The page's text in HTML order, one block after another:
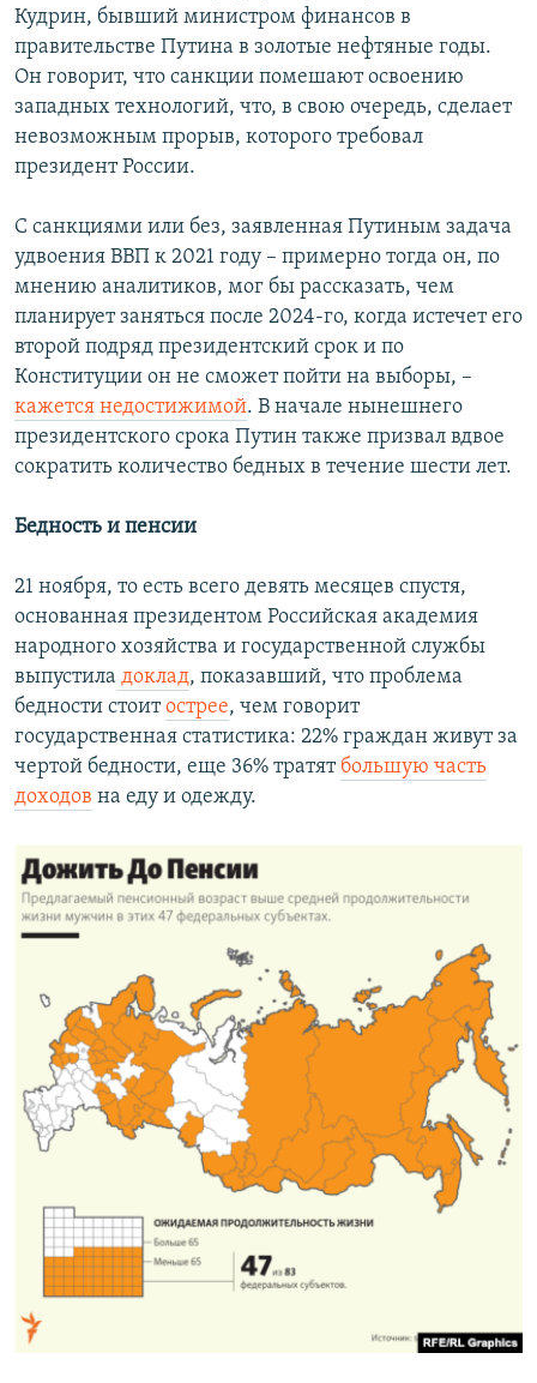
Кудрин, бывший министром финансов в
правительстве Путина в золотые нефтяные годы.
Он говорит, что санкции помешают освоению
западных технологий, что, в свою очередь, сделает
невозможным прорыв, которого требовал
президент России.
С санкциями или без, заявленная Путиным задача
удвоения ВВП к 2021 году – примерно тогда он, по
мнению аналитиков, мог бы рассказать, чем
планирует заняться после 2024-го, когда истечет его
второй подряд президентский срок и по
Конституции он не сможет пойти на выборы, –
кажется недостижимой. В начале нынешнего
президентского срока Путин также призвал вдвое
сократить количество бедных в течение шести лет.
Бедность и пенсии
21 ноября, то есть всего девять месяцев спустя,
основанная президентом Российская академия
народного хозяйства и государственной службы
выпустила доклад, показавший, что проблема
бедности стоитострее, чем говорит
государственная статистика: 22% граждан живут за
чертой бедности, еще 36% тратят большую часть
доходов на еду и одежду.